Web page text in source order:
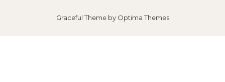
Graceful Theme by Optima Themes